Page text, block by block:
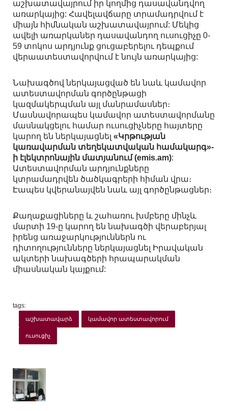
աշխատավայրում իր կողմից դասավանդվող
առարկայից: Հավելավճարը տրամադրվում է
միայն հիմնական աշխատավայրում: Մեկից
ավելի առարկաներ դասավանդող ուսուցիչը 0-
59 տոկոս արդյունք ցուցաբերելու դեպքում
վերաատեստավորվում է նույն առարկայից:
Նախագծով ներկայացված են նաև կամավոր
ատեստավորման գործընթացի
կազմակերպման այլ մանրամասներ։
Մասնավորապես կամավոր ատեստավորմանը
մասնակցելու համար ուսուցիչները հայտերը
կարող են ներկայացնել «Կրթության
կառավարման տեղեկատվական համակարգ»-
ի էլեկտրոնային մատյանում (emis.am):
Ատեստավորման արդյունքները
կտրամադրվեն ծածկագրերի հիման վրա։
Էապես կվերանայվեն նաև այլ գործընթացներ։
Քաղաքացիները և շահառու խմբերը մինչև
մարտի 19-ը կարող են նախագծի վերաբերյալ
իրենց առաջարկություններն ու
դիտողությունները ներկայացնել Իրավական
ակտերի նախագծերի հրապարակման
միասնական կայքում:
tags:
աշխատավարձ կամավոր ատեստավորում
ուսուցիչ